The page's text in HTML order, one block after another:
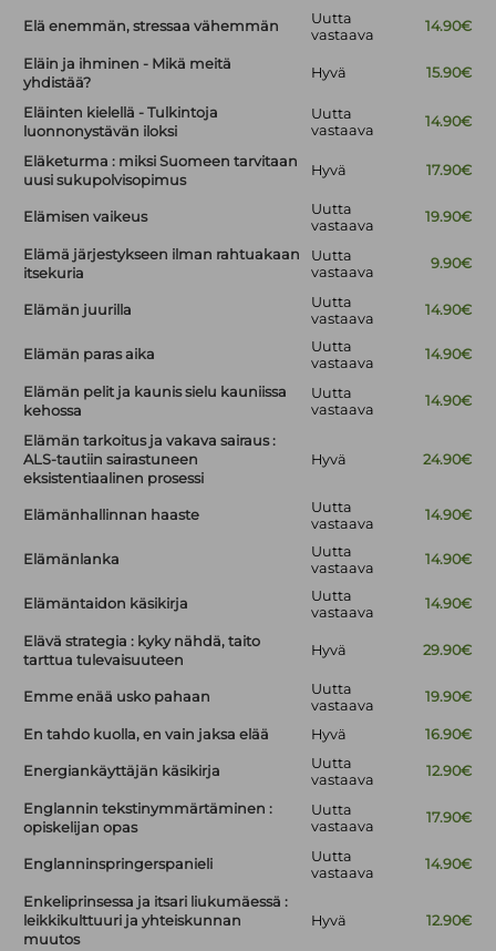
Elä enemmän, stressaa vähemmän
Uutta
vastaava
14.90€
Eläin ja ihminen - Mikä meitä
yhdistää?
Hyvä 15.90€
Eläinten kielellä - Tulkintoja
luonnonystävän iloksi
Uutta
vastaava
14.90€
Eläketurma : miksi Suomeen tarvitaan
uusi sukupolvisopimus
Hyvä 17.90€
Elämisen vaikeus
Uutta
vastaava
19.90€
Elämä järjestykseen ilman rahtuakaan
itsekuria
Uutta
vastaava
9.90€
Elämän juurilla
Uutta
vastaava
14.90€
Elämän paras aika
Uutta
vastaava
14.90€
Elämän pelit ja kaunis sielu kauniissa
kehossa
Uutta
vastaava
14.90€
Elämän tarkoitus ja vakava sairaus :
ALS-tautiin sairastuneen
eksistentiaalinen prosessi
Hyvä 24.90€
Elämänhallinnan haaste
Uutta
vastaava
14.90€
Elämänlanka
Uutta
vastaava
14.90€
Elämäntaidon käsikirja
Uutta
vastaava
14.90€
Elävä strategia : kyky nähdä, taito
tarttua tulevaisuuteen
Hyvä 29.90€
Emme enää usko pahaan
Uutta
vastaava
19.90€
En tahdo kuolla, en vain jaksa elää Hyvä 16.90€
Energiankäyttäjän käsikirja
Uutta
vastaava
12.90€
Englannin tekstinymmärtäminen :
opiskelijan opas
Uutta
vastaava
17.90€
Englanninspringerspanieli
Uutta
vastaava
14.90€
Enkeliprinsessa ja itsari liukumäessä :
leikkikulttuuri ja yhteiskunnan
muutos
Hyvä 12.90€